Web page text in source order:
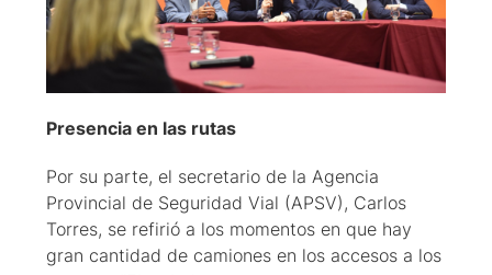
Presencia en las rutas
Por su parte, el secretario de la Agencia
Provincial de Seguridad Vial (APSV), Carlos
Torres, se refirió a los momentos en que hay
gran cantidad de camiones en los accesos a los